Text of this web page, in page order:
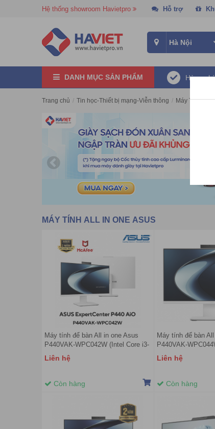
Hệ thống showroom Havietpro Hỗ trợ
DANH MỤC SẢN PHẨM Hàng
Trang chủ / Tin học-Thiết bị mạng-Viễn thông / Máy Tính All
MÁY TÍNH ALL IN ONE ASUS
Máy tính để bàn All in one Asus
P440VAK-WPC042W (Intel Core i3-
1315U | 8GD5 | 512G-SSD | TPM |
23.8FHD | CAM/MIC | WF6E |
OSS/TRẮNG)
Liên hệ
Còn hàng
Máy tính để bàn
P440VAK-
13420H | 16GB |
Non-touch screen |
Liên hệ
Còn hàng